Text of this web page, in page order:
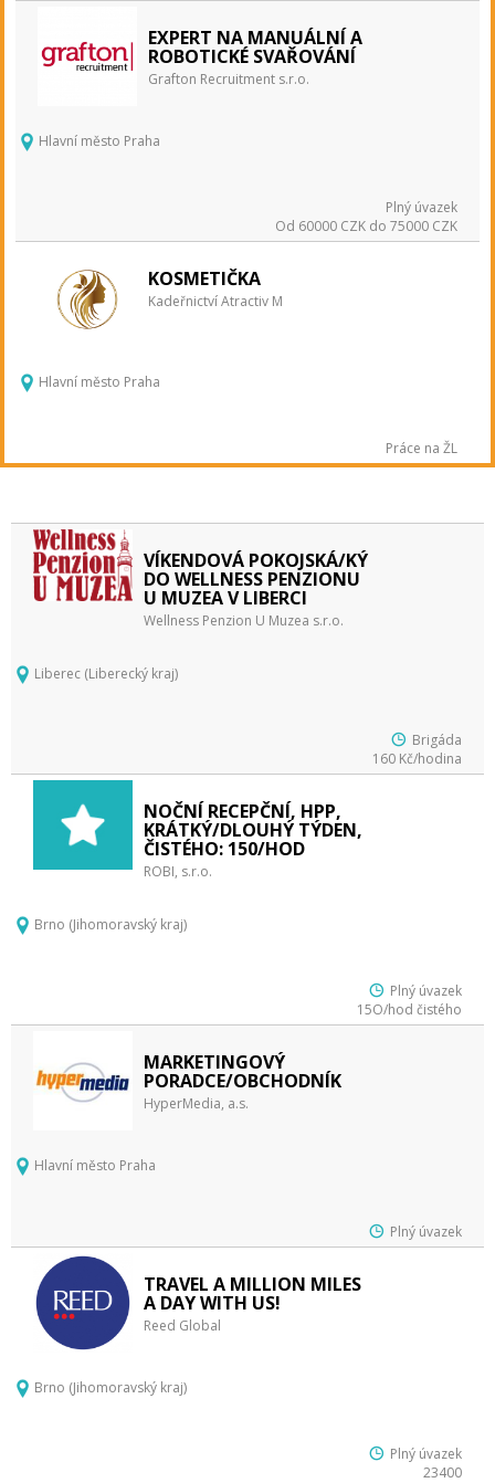
EXPERT NA MANUÁLNÍ A
ROBOTICKÉ SVAŘOVÁNÍ
Grafton Recruitment s.r.o.
Hlavní město Praha
Plný úvazek
Od 60000 CZK do 75000 CZK
KOSMETIČKA
Kadeřnictví Atractiv M
Hlavní město Praha
Práce na ŽL
VÍKENDOVÁ POKOJSKÁ/KÝ
DO WELLNESS PENZIONU
U MUZEA V LIBERCI
Wellness Penzion U Muzea s.r.o.
Liberec (Liberecký kraj)
Brigáda
160 Kč/hodina
NOČNÍ RECEPČNÍ, HPP,
KRÁTKÝ/DLOUHÝ TÝDEN,
ČISTÉHO: 150/HOD
ROBI, s.r.o.
Brno (Jihomoravský kraj)
Plný úvazek
15O/hod čistého
MARKETINGOVÝ
PORADCE/OBCHODNÍK
HyperMedia, a.s.
Hlavní město Praha
Plný úvazek
TRAVEL A MILLION MILES
A DAY WITH US!
Reed Global
Brno (Jihomoravský kraj)
Plný úvazek
23400